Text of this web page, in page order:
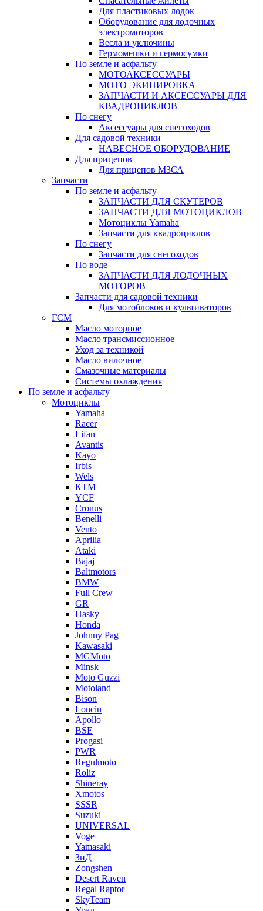
Для пластиковых лодок
Оборудование для лодочных
электромоторов
Весла и уключины
Гермомешки и гермосумки
По земле и асфальту
МОТОАКСЕССУАРЫ
МОТО ЭКИПИРОВКА
ЗАПЧАСТИ И АКСЕССУАРЫ ДЛЯ
КВАДРОЦИКЛОВ
По снегу
Аксессуары для снегоходов
Для садовой техники
НАВЕСНОЕ ОБОРУДОВАНИЕ
Для прицепов
Для прицепов МЗСА
Запчасти
По земле и асфальту
ЗАПЧАСТИ ДЛЯ СКУТЕРОВ
ЗАПЧАСТИ ДЛЯ МОТОЦИКЛОВ
Мотоциклы Yamaha
Запчасти для квадроциклов
По снегу
Запчасти для снегоходов
По воде
ЗАПЧАСТИ ДЛЯ ЛОДОЧНЫХ
МОТОРОВ
Запчасти для садовой техники
Для мотоблоков и культиваторов
ГСМ
Масло моторное
Масло трансмиссионное
Уход за техникой
Масло вилочное
Смазочные материалы
Системы охлаждения
По земле и асфальту
Мотоциклы
Yamaha
Racer
Lifan
Avantis
Kayo
Irbis
Wels
КТМ
YCF
Cronus
Benelli
Vento
Aprilia
Ataki
Bajaj
Baltmotors
BMW
Full Crew
GR
Hasky
Honda
Johnny Pag
Kawasaki
MGMoto
Minsk
Moto Guzzi
Motoland
Bison
Loncin
Apollo
BSE
Progasi
PWR
Regulmoto
Roliz
Shineray
Xmotos
SSSR
Suzuki
UNIVERSAL
Voge
Yamasaki
ЗиД
Zongshen
Desert Raven
Regal Raptor
SkyTeam